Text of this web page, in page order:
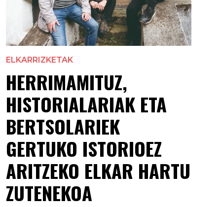
ELKARRIZKETAK
HERRIMAMITUZ,
HISTORIALARIAK ETA
BERTSOLARIEK
GERTUKO ISTORIOEZ
ARITZEKO ELKAR HARTU
ZUTENEKOA